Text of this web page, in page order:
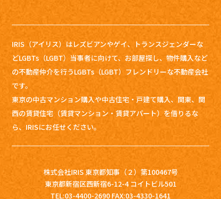
IRIS（アイリス）はレズビアンやゲイ、トランスジェンダーな
どLGBTs（LGBT）当事者に向けて、お部屋探し、 物件購入など
の不動産仲介を行うLGBTs（LGBT）フレンドリーな不動産会社
です。
東京の中古マンション購入や中古住宅・戸建て購入、関東、関
西の賃貸住宅（賃貸マンション・賃貸アパート）を借りるな
ら、IRISにお任せください。
株式会社IRIS 東京都知事（２）第100467号
東京都新宿区西新宿6-12-4 コイトビル501
TEL:03-4400-2690 FAX:03-4330-1641